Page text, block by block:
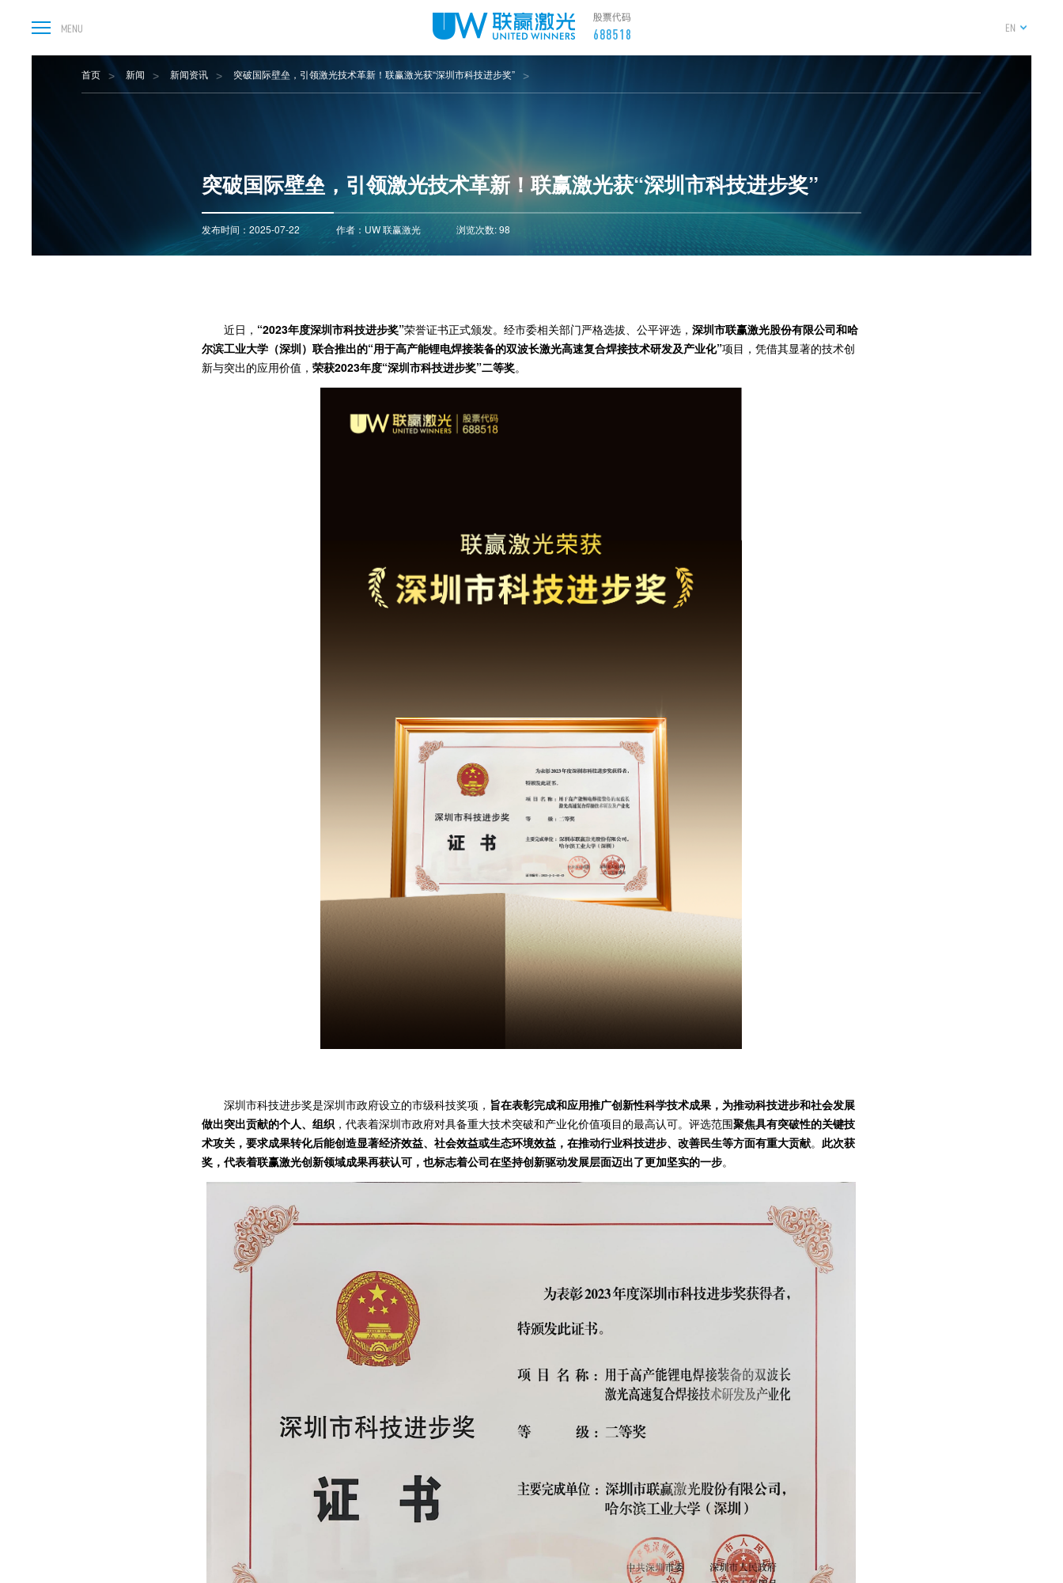
EN
首页 新闻 新闻资讯 突破国际壁垒，引领激光技术革新！联赢激光获“深圳市科技进步奖”
突破国际壁垒，引领激光技术革新！联赢激光获“深圳市科技进步奖”
发布时间：2025-07-22 作者：UW 联赢激光 浏览次数: 98
近日， “2023年度深圳市科技进步奖”荣誉证书正式颁发。经市委相关部门严格选拔、公平评选，深圳市联赢激光股份有限公司和哈
尔滨工业大学（深圳）联合推出的“用于高产能锂电焊接装备的双波长激光高速复合焊接技术研发及产业化”项目，凭借其显著的技术创
新与突出的应用价值，荣获2023年度“深圳市科技进步奖”二等奖。
深圳市科技进步奖是深圳市政府设立的市级科技奖项， 旨在表彰完成和应用推广创新性科学技术成果，为推动科技进步和社会发展
做出突出贡献的个人、组织 ，代表着深圳市政府对具备重大技术突破和产业化价值项目的最高认可。评选范围聚焦具有突破性的关键技
术攻关，要求成果转化后能创造显著经济效益、社会效益或生态环境效益，在推动行业科技进步、改善民生等方面有重大贡献。 此次获
奖，代表着联赢激光创新领域成果再获认可，也标志着公司在坚持创新驱动发展层面迈出了更加坚实的一步。